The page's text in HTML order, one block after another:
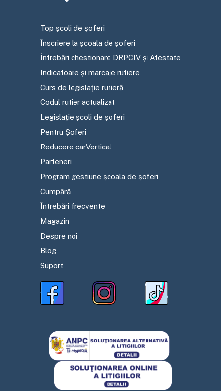
Top școli de șoferi
Înscriere la școala de șoferi
Întrebări chestionare DRPCIV și Atestate
Indicatoare și marcaje rutiere
Curs de legislație rutieră
Codul rutier actualizat
Legislație școli de șoferi
Pentru Șoferi
Reducere carVertical
Parteneri
Program gestiune școala de șoferi
Cumpără
Întrebări frecvente
Magazin
Despre noi
Blog
Suport